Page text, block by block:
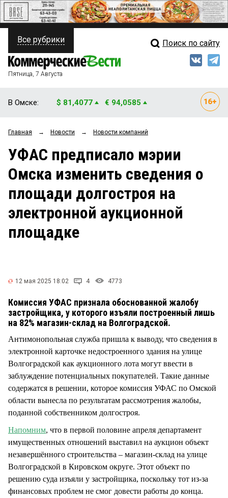
ПОЛИТИКА
ФИНАНСЫ
ОБЩЕСТВО
ЗАКОН
НОВОСТИ КОМПАНИЙ
СТИЛЬ ЖИЗНИ
Свежий выпуск
Мнения
Рейтинги
Блоги
Архив
Все рубрики Поиск по сайту
Пятница, 7 Августа
В Омске: $ 81,4077 € 94,0585
Главная → Новости → Новости компаний
УФАС предписало мэрии
Омска изменить сведения о
площади долгостроя на
электронной аукционной
площадке
12 мая 2025 18:02 4 4773
Комиссия УФАС признала обоснованной жалобу
застройщика, у которого изъяли построенный лишь
на 82% магазин-склад на Волгоградской.
Антимонопольная служба пришла к выводу, что сведения в
электронной карточке недостроенного здания на улице
Волгоградской как аукционного лота могут ввести в
заблуждение потенциальных покупателей. Такие данные
содержатся в решении, которое комиссия УФАС по Омской
области вынесла по результатам рассмотрения жалобы,
поданной собственником долгостроя.
Напомним, что в первой половине апреля департамент
имущественных отношений выставил на аукцион объект
незавершённого строительства – магазин-склад на улице
Волгоградской в Кировском округе. Этот объект по
решению суда изъяли у застройщика, поскольку тот из-за
финансовых проблем не смог довести работы до конца.